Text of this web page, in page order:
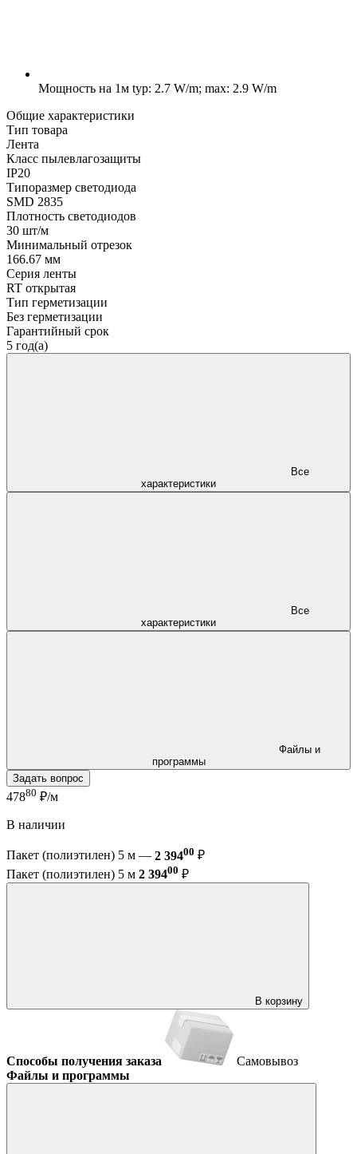
Мощность на 1м typ: 2.7 W/m; max: 2.9 W/m
Общие характеристики
Тип товара
Лента
Класс пылевлагозащиты
IP20
Типоразмер светодиода
SMD 2835
Плотность светодиодов
30 шт/м
Минимальный отрезок
166.67 мм
Серия ленты
RT открытая
Тип герметизации
Без герметизации
Гарантийный срок
5 год(а)
характеристики
характеристики
программы
Задать вопрос
47880 ₽/м
В наличии
Пакет (полиэтилен) 5 м — 2 39400 ₽
Пакет (полиэтилен) 5 м 2 39400 ₽
В корзину
Способы получения заказа
Самовывоз
Файлы и программы